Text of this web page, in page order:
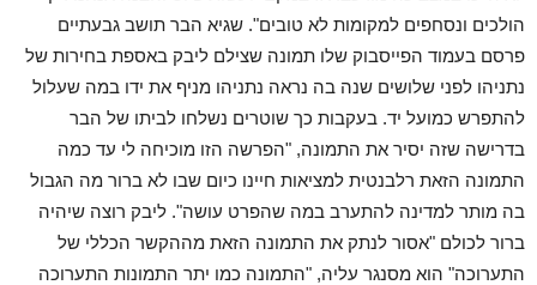
הולכים ונסחפים למקומות לא טובים". שגיא הבר תושב גבעתיים
פרסם בעמוד הפייסבוק שלו תמונה שצילם ליבק באספת בחירות של
נתניהו לפני שלושים שנה בה נראה נתניהו מניף את ידו במה שעלול
להתפרש כמועל יד. בעקבות כך שוטרים נשלחו לביתו של הבר
בדרישה שזה יסיר את התמונה, "הפרשה הזו מוכיחה לי עד כמה
התמונה הזאת רלבנטית למציאות חיינו כיום שבו לא ברור מה הגבול
בה מותר למדינה להתערב במה שהפרט עושה". ליבק רוצה שיהיה
ברור לכולם "אסור לנתק את התמונה הזאת מההקשר הכללי של
התערוכה" הוא מסנגר עליה, "התמונה כמו יתר התמונות התערוכה